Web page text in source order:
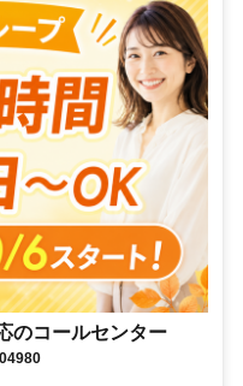
のコールセンター